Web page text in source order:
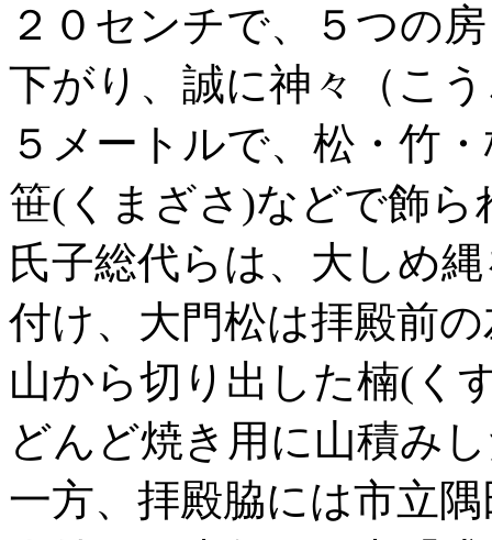
２０センチで、５つの
下がり、誠に神々（こ
５メートルで、松・竹
笹(くまざさ)などで飾
氏子総代らは、大しめ
付け、大門松は拝殿前
山から切り出した楠(く
どんど焼き用に山積み
一方、拝殿脇には市立